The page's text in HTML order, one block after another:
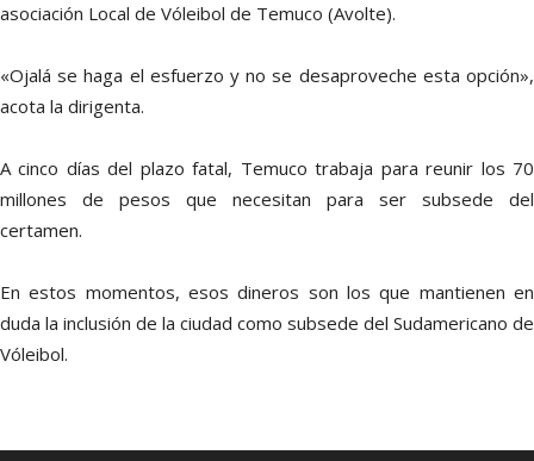
asociación Local de Vóleibol de Temuco (Avolte).
«Ojalá se haga el esfuerzo y no se desaproveche esta opción»,
acota la dirigenta.
A cinco días del plazo fatal, Temuco trabaja para reunir los 70
millones de pesos que necesitan para ser subsede del
certamen.
En estos momentos, esos dineros son los que mantienen en
duda la inclusión de la ciudad como subsede del Sudamericano de
Vóleibol.